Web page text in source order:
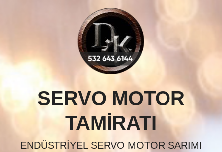
SERVO MOTOR
TAMIRATI
ENDÜSTRIYEL SERVO MOTOR SARIMI